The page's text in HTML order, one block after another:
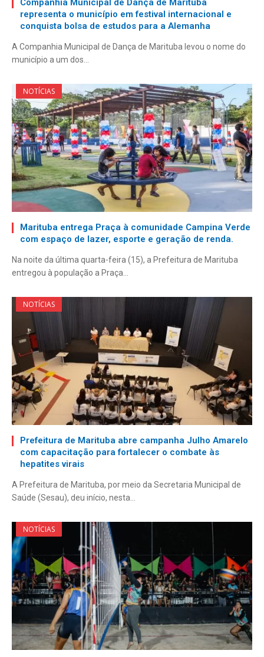
Companhia Municipal de Dança de Marituba
representa o município em festival internacional e
conquista bolsa de estudos para a Alemanha
A Companhia Municipal de Dança de Marituba levou o nome do
município a um dos…
NOTÍCIAS
Marituba entrega Praça à comunidade Campina Verde
com espaço de lazer, esporte e geração de renda.
Na noite da última quarta-feira (15), a Prefeitura de Marituba
entregou à população a Praça…
NOTÍCIAS
Prefeitura de Marituba abre campanha Julho Amarelo
com capacitação para fortalecer o combate às
hepatites virais
A Prefeitura de Marituba, por meio da Secretaria Municipal de
Saúde (Sesau), deu início, nesta…
NOTÍCIAS